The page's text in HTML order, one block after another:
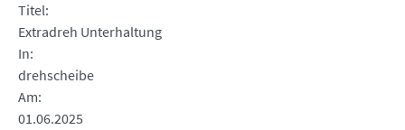
Titel
Extradreh Unterhaltung
In
drehscheibe
Am
01.06.2025